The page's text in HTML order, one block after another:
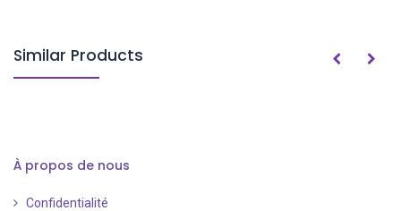
Similar Products
À propos de nous
Confidentialité